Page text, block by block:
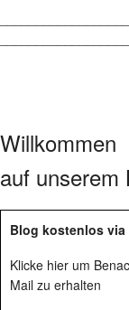
Willkommen
auf unserem
Blog kostenlos via
Klicke hier um
Mail zu erhalten